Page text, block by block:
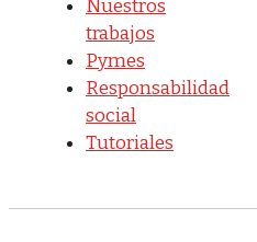
Nuestros
trabajos
Pymes
Responsabilidad
social
Tutoriales